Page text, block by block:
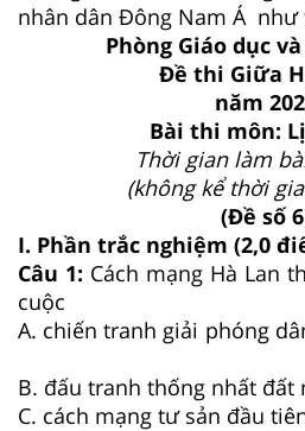
nhân dân Đông Nam Á như
Phòng Giáo dục
Đề thi Giữa
năm
Bài thi môn:
Thời gian làm
(không kể thời
(Đề số
I. Phần trắc nghiệm (2,0
Câu 1: Cách mạng Hà Lan
cuộc
A. chiến tranh giải
B. đấu tranh thống nhất đất
C. cách mạng tư sản